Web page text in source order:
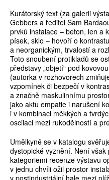
Kurátorský text (za galerii
Gebbers a ředitel Sam
prvků instalace – beton, len a
písek, sklo – hovoří o
a neorganickým, trvalostí a
Toto snoubení protikladů se
představy „objetí“ pod
(autorka v rozhovorech
vzpomínek či bezpečí v
a značně maskulinnímu
jako aktu empatie i narušení
i v kombinaci měkkých a
oscilaci mezi rukodělností a
Umělkyně se v katalogu
dystopické vyznění. Není
kategoriemi recenze výstavu
v jednu chvíli ožil prostor